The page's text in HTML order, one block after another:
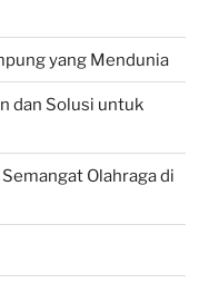
yang Mendunia
dan Solusi untuk
Olahraga di